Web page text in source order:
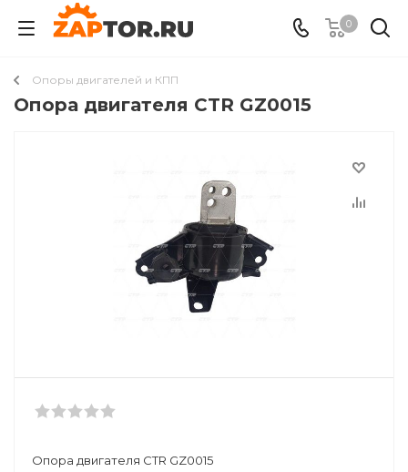
0
Опоры двигателей и КПП
Опора двигателя CTR GZ0015
Опора двигателя CTR GZ0015